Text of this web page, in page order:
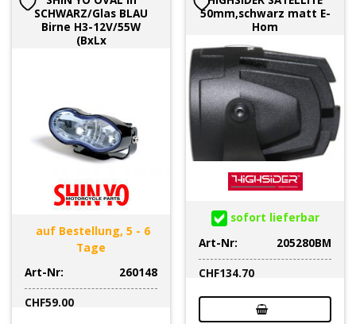
SCHWARZ/Glas BLAU
Birne H3-12V/55W
(BxLx
auf Bestellung, 5 - 6
Tage
Art-Nr:
260148
CHF59.00
50mm,schwarz matt E-
Hom
sofort lieferbar
Art-Nr:
205280BM
CHF134.70